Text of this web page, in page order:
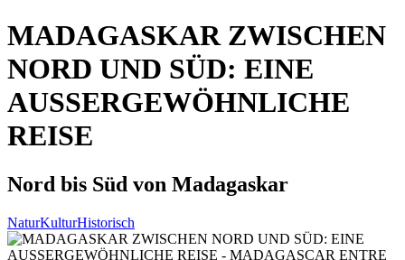
MADAGASKAR ZWISCHEN
NORD UND SÜD: EINE
AUSSERGEWÖHNLICHE
REISE
Nord bis Süd von Madagaskar
NaturKulturHistorisch